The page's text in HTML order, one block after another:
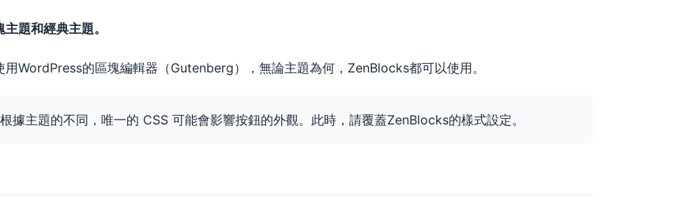
題和經典主題。
用WordPress的區塊編輯器（Gutenberg），無論主題為何，ZenBlocks都可以使用。
根據主題的不同，唯一的 CSS 可能會影響按鈕的外觀。此時，請覆蓋ZenBlocks的樣式設定。